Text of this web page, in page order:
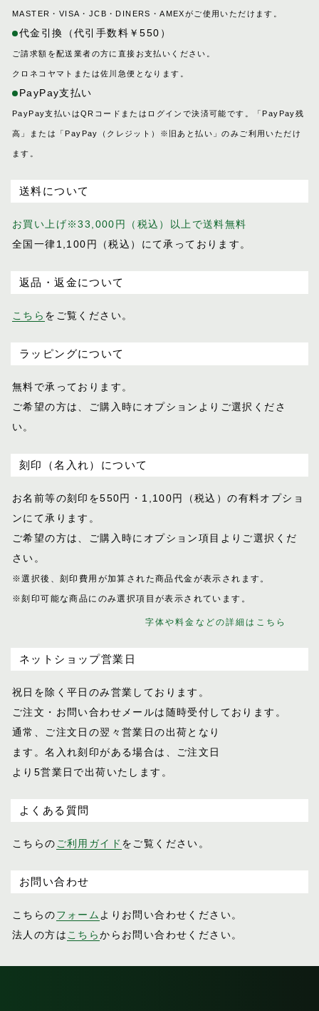
MASTER・VISA・JCB・DINERS・AMEXがご使用いただけます。
代金引換（代引手数料￥550）
ご請求額を配送業者の方に直接お支払いください。
クロネコヤマトまたは佐川急便となります。
PayPay支払い
PayPay支払いはQRコードまたはログインで決済可能です。「PayPay残
高」または「PayPay（クレジット）※旧あと払い」のみご利用いただけ
ます。
送料について
お買い上げ※33,000円（税込）以上で送料無料
全国一律1,100円（税込）にて承っております。
返品・返金について
こちら をご覧ください。
ラッピングについて
無料で承っております。
ご希望の方は、ご購入時にオプションより ご選択くださ
い。
刻印（名入れ）について
お名前等の刻印を550円・1,100円（税込）の有料オプショ
ンにて承ります。
ご希望の方は、ご購入時にオプション項目 よりご選択くだ
さい。
※選択後、刻印費用が加算された商品代金が表示 されます。
※刻印可能な商品にのみ選択項目が表示されてい ます。
字体や料金などの詳細はこちら
ネットショップ営業日
祝日を除く平日のみ営業しております。
ご注文・お問い合わせメールは随時受付し ております。
通常、ご注文日の翌々営業日の出荷となり
ます。名入れ刻印がある場合は、ご注文日
より5営業日で出荷いたします。
よくある質問
こちらのご利用ガイド をご覧ください。
お問い合わせ
こちらのフォームよりお問い合わせください。
法人の方はこちらからお問い合わせください。